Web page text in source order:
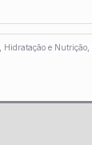
Hidratação e Nutrição